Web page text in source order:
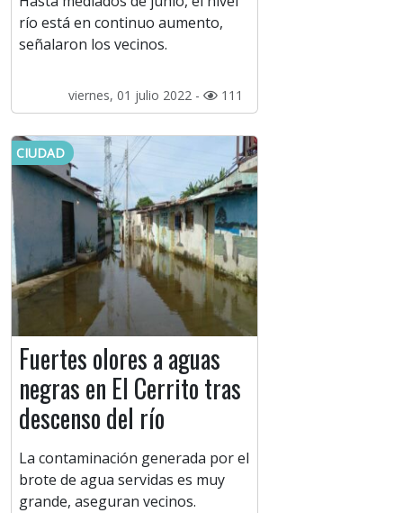
río está en continuo aumento,
señalaron los vecinos.
viernes, 01 julio 2022 - 111
CIUDAD
Fuertes olores a aguas
negras en El Cerrito tras
descenso del río
La contaminación generada por el
brote de agua servidas es muy
grande, aseguran vecinos.